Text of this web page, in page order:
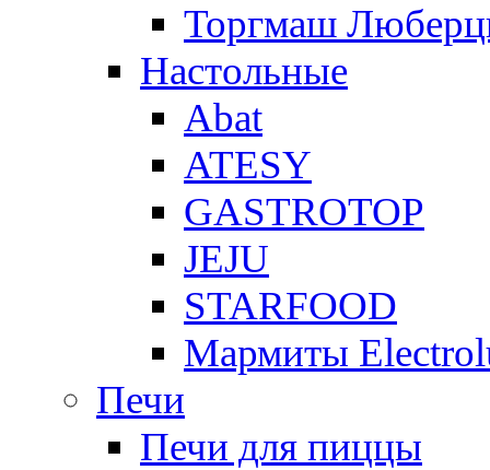
Торгмаш
Настольные
Abat
ATESY
GASTROTOP
JEJU
STARFOOD
Мармиты
Печи
Печи для пиццы